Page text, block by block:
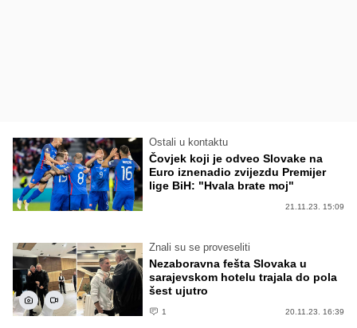
Ostali u kontaktu
Čovjek koji je odveo Slovake na
Euro iznenadio zvijezdu Premijer
lige BiH: "Hvala brate moj"
21.11.23. 15:09
Znali su se proveseliti
Nezaboravna fešta Slovaka u
sarajevskom hotelu trajala do pola
šest ujutro
1 20.11.23. 16:39